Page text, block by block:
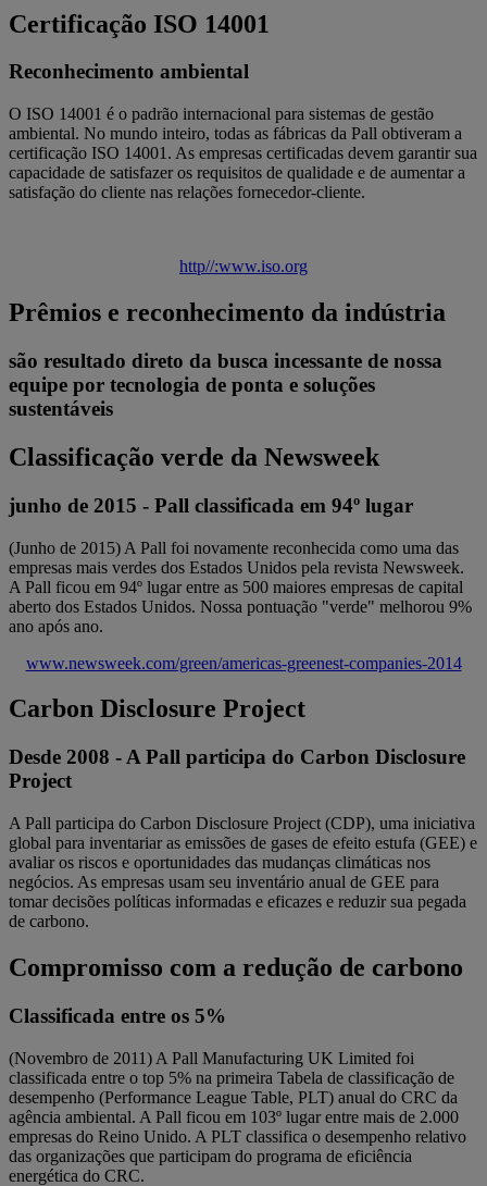
Certificação ISO 14001
Reconhecimento ambiental
O ISO 14001 é o padrão internacional para sistemas de gestão
ambiental. No mundo inteiro, todas as fábricas da Pall obtiveram a
certificação ISO 14001. As empresas certificadas devem garantir sua
capacidade de satisfazer os requisitos de qualidade e de aumentar a
satisfação do cliente nas relações fornecedor-cliente.
http//:www.iso.org
Prêmios e reconhecimento da indústria
são resultado direto da busca incessante de nossa
equipe por tecnologia de ponta e soluções
sustentáveis
Classificação verde da Newsweek
junho de 2015 - Pall classificada em 94º lugar
(Junho de 2015) A Pall foi novamente reconhecida como uma das
empresas mais verdes dos Estados Unidos pela revista Newsweek.
A Pall ficou em 94º lugar entre as 500 maiores empresas de capital
aberto dos Estados Unidos. Nossa pontuação "verde" melhorou 9%
ano após ano.
www.newsweek.com/green/americas-greenest-companies-2014
Carbon Disclosure Project
Desde 2008 - A Pall participa do Carbon Disclosure
Project
A Pall participa do Carbon Disclosure Project (CDP), uma iniciativa
global para inventariar as emissões de gases de efeito estufa (GEE) e
avaliar os riscos e oportunidades das mudanças climáticas nos
negócios. As empresas usam seu inventário anual de GEE para
tomar decisões políticas informadas e eficazes e reduzir sua pegada
de carbono.
Compromisso com a redução de carbono
Classificada entre os 5%
(Novembro de 2011) A Pall Manufacturing UK Limited foi
classificada entre o top 5% na primeira Tabela de classificação de
desempenho (Performance League Table, PLT) anual do CRC da
agência ambiental. A Pall ficou em 103º lugar entre mais de 2.000
empresas do Reino Unido. A PLT classifica o desempenho relativo
das organizações que participam do programa de eficiência
energética do CRC.